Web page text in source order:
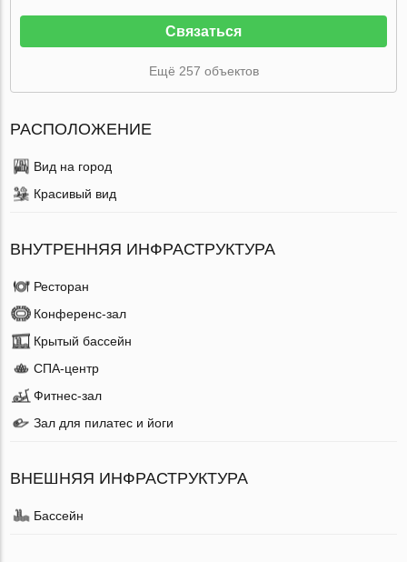
Связаться
Ещё 257 объектов
РАСПОЛОЖЕНИЕ
Вид на город
Красивый вид
ВНУТРЕННЯЯ ИНФРАСТРУКТУРА
Ресторан
Конференс-зал
Крытый бассейн
СПА-центр
Фитнес-зал
Зал для пилатес и йоги
ВНЕШНЯЯ ИНФРАСТРУКТУРА
Бассейн